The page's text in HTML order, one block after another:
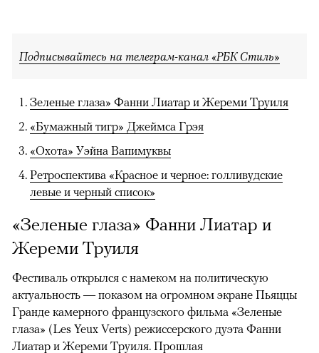
Подписывайтесь на телеграм-канал «РБК Стиль»
Зеленые глаза» Фанни Лиатар и Жереми Труиля
«Бумажный тигр» Джеймса Грэя
«Охота» Уэйна Вапимуквы
Ретроспектива «Красное и черное: голливудские
левые и черный список»
«Зеленые глаза» Фанни Лиатар и
Жереми Труиля
Фестиваль открылся с намеком на политическую
актуальность — показом на огромном экране Пьяццы
Гранде камерного французского фильма «Зеленые
глаза» (Les Yeux Verts) режиссерского дуэта Фанни
Лиатар и Жереми Труиля. Прошлая